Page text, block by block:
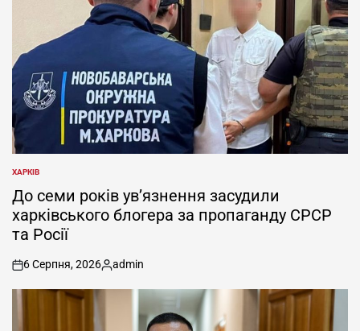
ОПУБЛІКУВАТИ
У
ХАРКІВ
До семи років ув’язнення засудили
харківського блогера за пропаганду СРСР
та Росії
on
6 Серпня, 2026
Опубліковано
admin